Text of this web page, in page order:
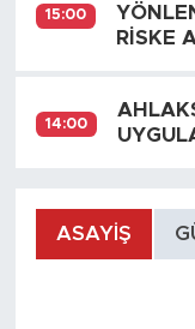
15:00
RİSKE
14:00
ASAYIŞ